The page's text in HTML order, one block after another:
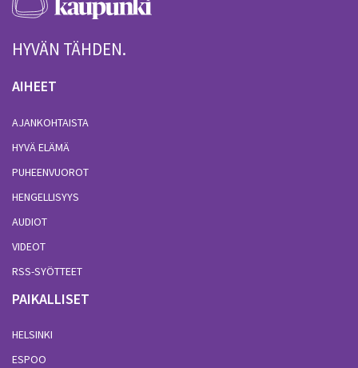
HYVÄN TÄHDEN.
AIHEET
AJANKOHTAISTA
HYVÄ ELÄMÄ
PUHEENVUOROT
HENGELLISYYS
AUDIOT
VIDEOT
RSS-SYÖTTEET
PAIKALLISET
HELSINKI
ESPOO